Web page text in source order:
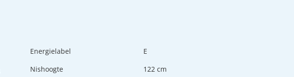
Energielabel
E
Nishoogte
122 cm